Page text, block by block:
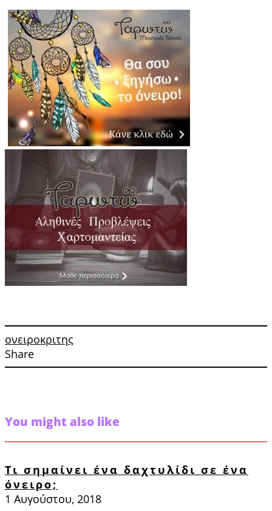
ονειροκριτης
Share
You might also like
Τι σημαίνει ένα δαχτυλίδι σε ένα
όνειρο;
1 Αυγούστου, 2018